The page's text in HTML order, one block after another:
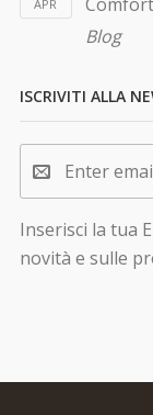
APR
Blog
ISCRIVITI ALLA
Inserisci la tua
novità e sulle